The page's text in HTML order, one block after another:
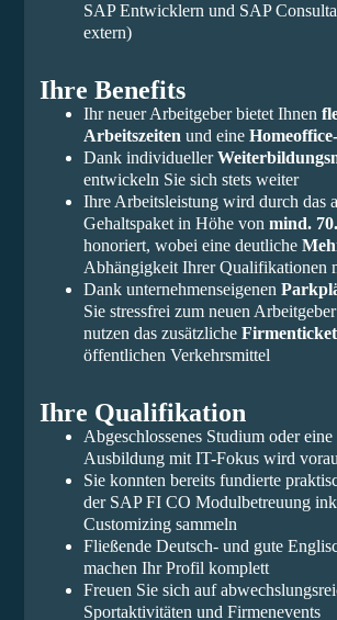
SAP Entwicklern und SAP
extern)
Ihre Benefits
Ihr neuer Arbeitgeber bietet Ihnen
Arbeitszeiten und eine
Dank individueller
entwickeln Sie sich stets weiter
Ihre Arbeitsleistung wird durch das
Gehaltspaket in Höhe von mind.
honoriert, wobei eine deutliche
Abhängigkeit Ihrer Qualifikationen
Dank unternehmenseigenen
Sie stressfrei zum neuen
nutzen das zusätzliche Firmenticket
öffentlichen Verkehrsmittel
Ihre Qualifikation
Abgeschlossenes Studium oder
Ausbildung mit IT-Fokus wird
Sie konnten bereits fundierte
der SAP FI CO Modulbetreuung
Customizing sammeln
Fließende Deutsch- und gute
machen Ihr Profil komplett
Freuen Sie sich auf
Sportaktivitäten und Firmenevents